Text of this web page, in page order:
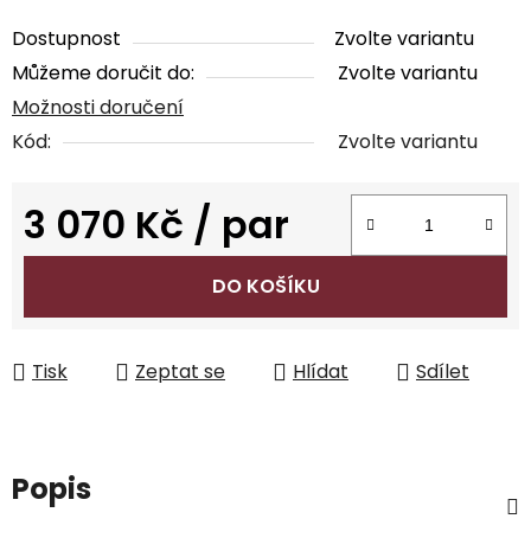
Dostupnost
Zvolte variantu
Můžeme doručit do:
Zvolte variantu
Možnosti doručení
Kód:
Zvolte variantu
3 070 Kč / par
Měrná cena:
DO KOŠÍKU
Tisk Zeptat se Hlídat Sdílet
Popis